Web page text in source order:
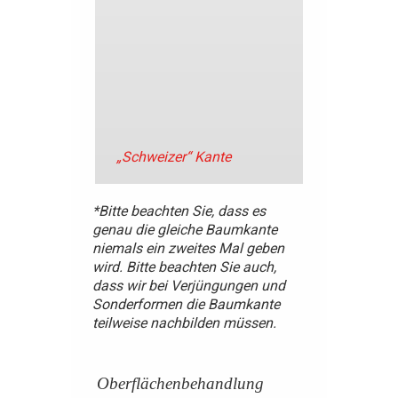
„Schweizer“ Kante
*Bitte beachten Sie, dass es
genau die gleiche Baumkante
niemals ein zweites Mal geben
wird. Bitte beachten Sie auch,
dass wir bei Verjüngungen und
Sonderformen die Baumkante
teilweise nachbilden müssen.
Oberflächenbehandlung